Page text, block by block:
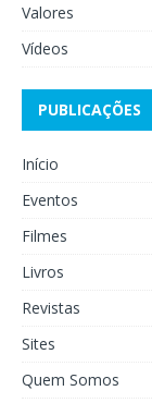
Valores
Vídeos
PUBLICAÇÕES
Início
Eventos
Filmes
Livros
Revistas
Sites
Quem Somos